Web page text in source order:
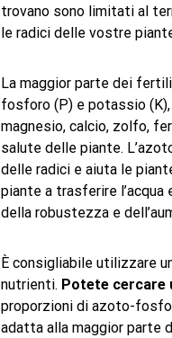
trovano sono limitati al
le radici delle vostre
La maggior parte dei
fosforo (P) e potassio
magnesio, calcio, zolfo,
salute delle piante.
delle radici e aiuta le
piante a trasferire l’acqua
della robustezza e
È consigliabile utilizzare
nutrienti. Potete cercare
proporzioni di azoto-
adatta alla maggior parte